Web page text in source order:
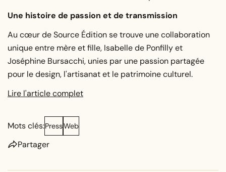
Une histoire de passion et de transmission
Au cœur de Source Édition se trouve une collaboration
unique entre mère et fille, Isabelle de Ponfilly et
Joséphine Bursacchi, unies par une passion partagée
pour le design, l'artisanat et le patrimoine culturel.
Lire l'article complet
Mots clés:PressWeb
Partager